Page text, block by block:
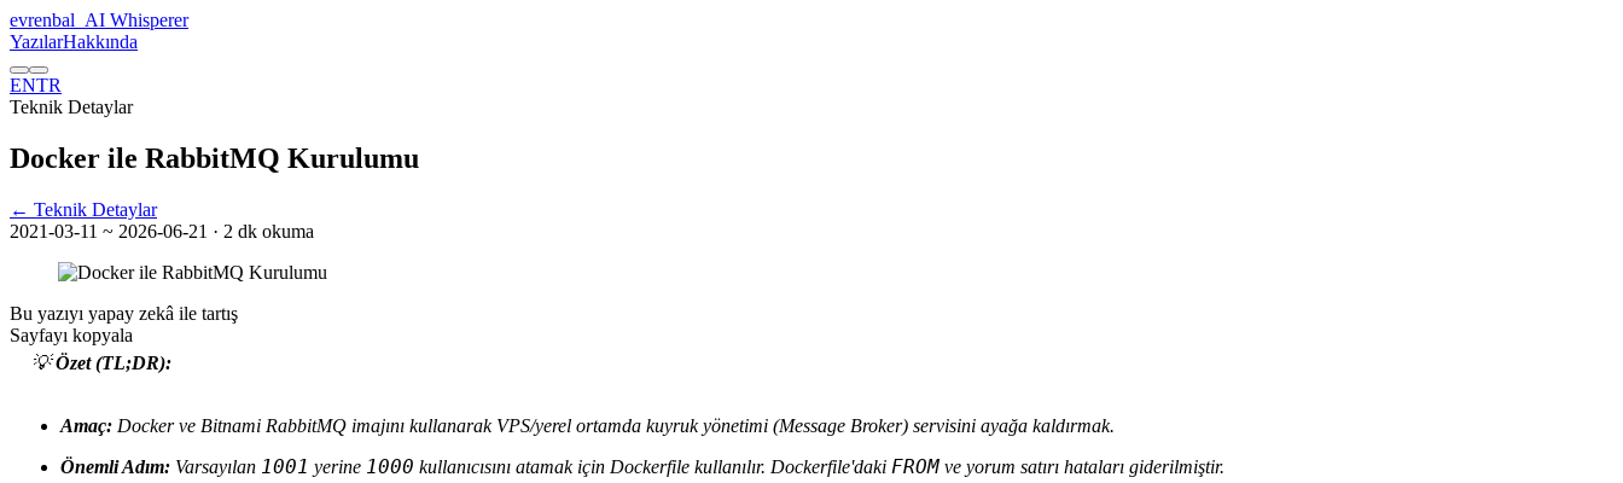
evrenbal AI Whisperer
YazılarHakkında
ENTR
Teknik Detaylar
Docker ile RabbitMQ Kurulumu
← Teknik Detaylar
2021-03-11 ~ 2026-06-21 · 2 dk okuma
Bu yazıyı yapay zekâ ile tartış
Sayfayı kopyala
💡Özet (TL;DR):
Amaç: Docker ve Bitnami RabbitMQ imajını kullanarak VPS/yerel ortamda kuyruk yönetimi (Message Broker) servisini ayağa kaldırmak.
Önemli Adım: Varsayılan 1001 yerine 1000 kullanıcısını atamak için Dockerfile kullanılır. Dockerfile'daki FROM ve yorum satırı hataları giderilmiştir.